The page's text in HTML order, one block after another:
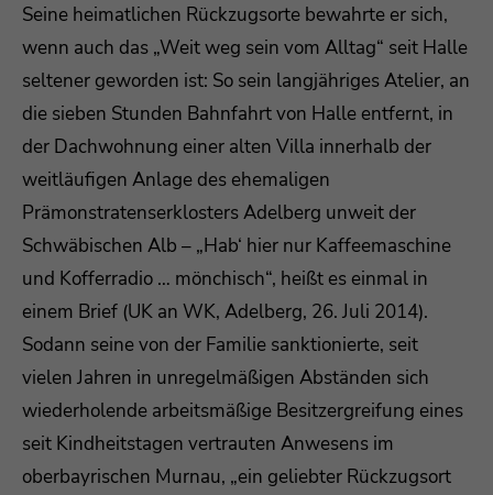
Seine heimatlichen Rückzugsorte bewahrte er sich,
wenn auch das „Weit weg sein vom Alltag“ seit Halle
seltener geworden ist: So sein langjähriges Atelier, an
die sieben Stunden Bahnfahrt von Halle entfernt, in
der Dachwohnung einer alten Villa innerhalb der
weitläufigen Anlage des ehemaligen
Prämonstratenserklosters Adelberg unweit der
Schwäbischen Alb – „Hab‘ hier nur Kaffeemaschine
und Kofferradio … mönchisch“, heißt es einmal in
einem Brief (UK an WK, Adelberg, 26. Juli 2014).
Sodann seine von der Familie sanktionierte, seit
vielen Jahren in unregelmäßigen Abständen sich
wiederholende arbeitsmäßige Besitzergreifung eines
seit Kindheitstagen vertrauten Anwesens im
oberbayrischen Murnau, „ein geliebter Rückzugsort